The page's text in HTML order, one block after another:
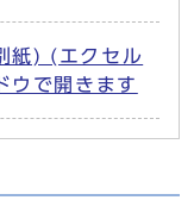
紙) (エクセル
で開きます